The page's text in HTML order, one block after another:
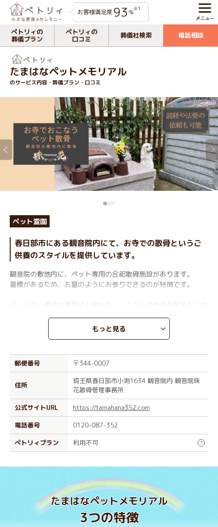
お客様満足度 93 %※1
ペトリィの
葬儀プラン
ペトリィの
口コミ
葬儀社検索 電話相談
たまはなペットメモリアル
のサービス内容・葬儀プラン・口コミ
ペット霊園
春日部市にある観音院内にて、お寺での散骨というご
供養のスタイルを提供しています。
観音院の敷地内に、ペット専用の合祀散骨施設があります。
墓標があるため、お墓のようにお参りできるのが特徴です。
ペットのご遺骨は事前にお預かりし、こちらで粉骨作業をおこな
散骨の際、住職による読経やご法要を依頼することも可能なた
め、ご希望の方はお問い合わせください。
オプションとして、ペット散骨施設の横にペットの思い出写真プ
レートを設置できます。
制作および設置費用は22,000円（税込）です。
お参りのたびに写真で大切なペットを思い出すことができるため
おすすめです。
ぜひご検討ください。
もっと見る
郵便番号 〒344-0007
住所
埼玉県春日部市小渕1634 観音院内 観音院珠
花散骨管理事務所
公式サイトURL
https://tamahana352.com
電話番号
0120-087-352
ぺトリィプラン
利用不可 ?
たまはなペットメモリアル
3つの特徴